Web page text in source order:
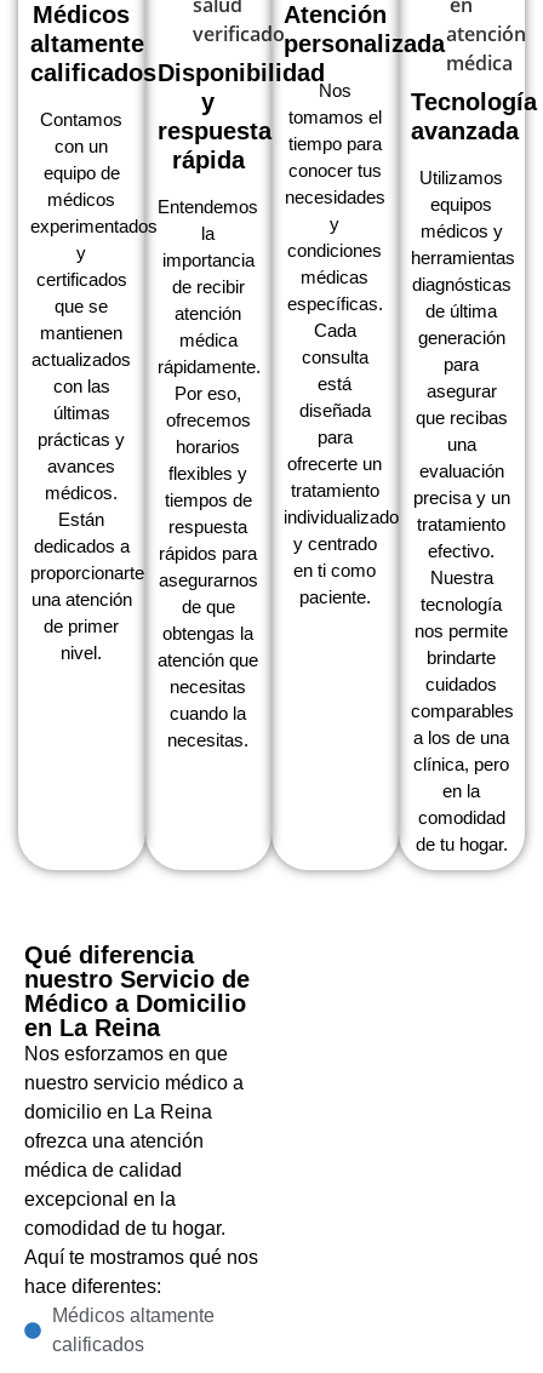
Médicos
altamente
calificados
Contamos
con un
equipo de
médicos
experimentados
y
certificados
que se
mantienen
actualizados
con las
últimas
prácticas y
avances
médicos.
Están
dedicados a
proporcionarte
una atención
de primer
nivel.
Disponibilidad
y
respuesta
rápida
Entendemos
la
importancia
de recibir
atención
médica
rápidamente.
Por eso,
ofrecemos
horarios
flexibles y
tiempos de
respuesta
rápidos para
asegurarnos
de que
obtengas la
atención que
necesitas
cuando la
necesitas.
Atención
personalizada
Nos
tomamos el
tiempo para
conocer tus
necesidades
y
condiciones
médicas
específicas.
Cada
consulta
está
diseñada
para
ofrecerte un
tratamiento
individualizado
y centrado
en ti como
paciente.
Tecnología
avanzada
Utilizamos
equipos
médicos y
herramientas
diagnósticas
de última
generación
para
asegurar
que recibas
una
evaluación
precisa y un
tratamiento
efectivo.
Nuestra
tecnología
nos permite
brindarte
cuidados
comparables
a los de una
clínica, pero
en la
comodidad
de tu hogar.
Qué diferencia
nuestro Servicio de
Médico a Domicilio
en La Reina
Nos esforzamos en que
nuestro servicio médico a
domicilio en La Reina
ofrezca una atención
médica de calidad
excepcional en la
comodidad de tu hogar.
Aquí te mostramos qué nos
hace diferentes:
Médicos altamente
calificados